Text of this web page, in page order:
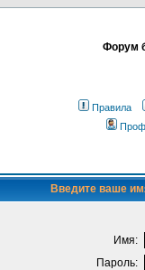
Форум
Правила
Введите ваше
Имя:
Пароль: